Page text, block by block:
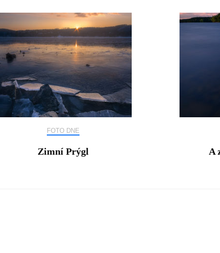
FOTO DNE
Zimní Prýgl A